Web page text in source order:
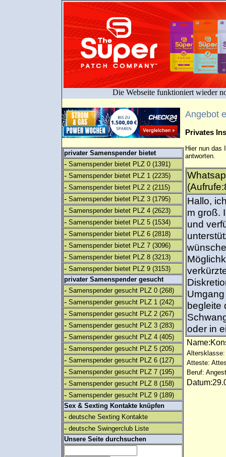
Die Webseite funktioniert wieder
privater Samenspender bietet
- Samenspender bietet PLZ 0 (1391)
- Samenspender bietet PLZ 1 (2235)
- Samenspender bietet PLZ 2 (2115)
- Samenspender bietet PLZ 3 (1795)
- Samenspender bietet PLZ 4 (2623)
- Samenspender bietet PLZ 5 (1534)
- Samenspender bietet PLZ 6 (2818)
- Samenspender bietet PLZ 7 (3096)
- Samenspender bietet PLZ 8 (3213)
- Samenspender bietet PLZ 9 (3153)
privater Samenspender gesucht
- Samenspender gesucht PLZ 0 (268)
- Samenspender gesucht PLZ 1 (242)
- Samenspender gesucht PLZ 2 (267)
- Samenspender gesucht PLZ 3 (283)
- Samenspender gesucht PLZ 4 (405)
- Samenspender gesucht PLZ 5 (205)
- Samenspender gesucht PLZ 6 (127)
- Samenspender gesucht PLZ 7 (195)
- Samenspender gesucht PLZ 8 (158)
- Samenspender gesucht PLZ 9 (189)
Sex & Sexting Kontakte knüpfen
- deutsche Sexting Kontakte
- deutsche Swingerclub Liste
Unsere Seite durchsuchen
Angebot
Privates
Hier nun das
antworten.
Hallo,
m groß.
und
begleite
oder in
Altersklasse:
Atteste:
Beruf: